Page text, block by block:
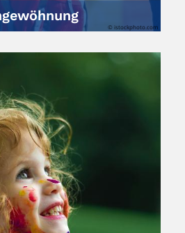
© istockphoto.com